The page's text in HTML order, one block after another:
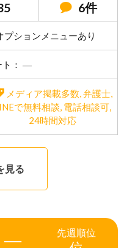
6件
ションメニューあり
ト： ―
メディア掲載多数,弁護士,
で無料相談, 電話相談可,
24時間対応
見る
― 先週順位